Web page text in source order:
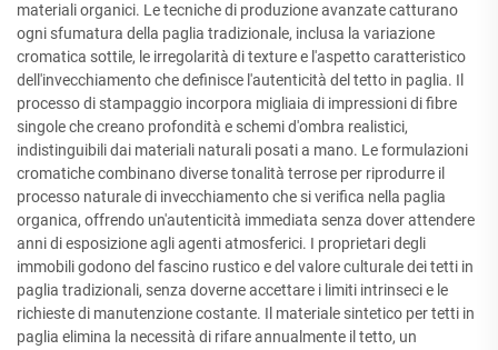
materiali organici. Le tecniche di produzione avanzate catturano
ogni sfumatura della paglia tradizionale, inclusa la variazione
cromatica sottile, le irregolarità di texture e l'aspetto caratteristico
dell'invecchiamento che definisce l'autenticità del tetto in paglia. Il
processo di stampaggio incorpora migliaia di impressioni di fibre
singole che creano profondità e schemi d'ombra realistici,
indistinguibili dai materiali naturali posati a mano. Le formulazioni
cromatiche combinano diverse tonalità terrose per riprodurre il
processo naturale di invecchiamento che si verifica nella paglia
organica, offrendo un'autenticità immediata senza dover attendere
anni di esposizione agli agenti atmosferici. I proprietari degli
immobili godono del fascino rustico e del valore culturale dei tetti in
paglia tradizionali, senza doverne accettare i limiti intrinseci e le
richieste di manutenzione costante. Il materiale sintetico per tetti in
paglia elimina la necessità di rifare annualmente il tetto, un